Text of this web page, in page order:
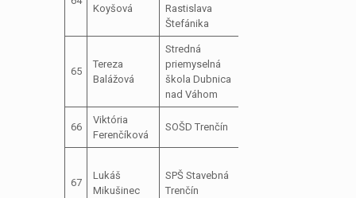
Koyšová
Rastislava
Štefánika
65
Tereza
Balážová
Stredná
priemyselná
škola Dubnica
nad Váhom
66
Viktória
Ferenčíková
SOŠD Trenčín
67
Lukáš
Mikušinec
SPŠ Stavebná
Trenčín